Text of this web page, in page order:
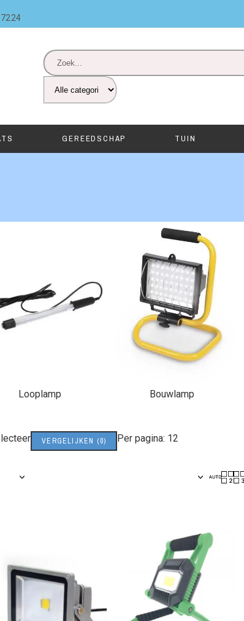
GEREEDSCHAP TUIN
Looplamp Bouwlamp
VERGELIJKEN (0) Per pagina: 12